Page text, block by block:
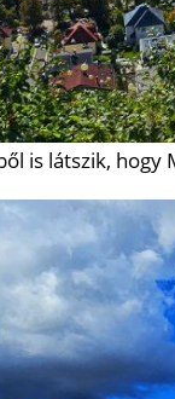
is látszik, hogy